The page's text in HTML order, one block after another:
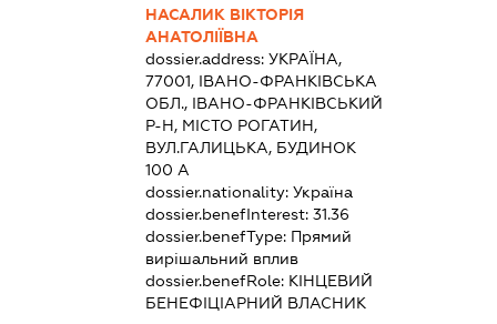
НАСАЛИК ВІКТОРІЯ
АНАТОЛІЇВНА
dossier.address: УКРАЇНА,
77001, ІВАНО-ФРАНКІВСЬКА
ОБЛ., ІВАНО-ФРАНКІВСЬКИЙ
Р-Н, МІСТО РОГАТИН,
ВУЛ.ГАЛИЦЬКА, БУДИНОК
100 А
dossier.nationality: Україна
dossier.benefInterest: 31.36
dossier.benefType: Прямий
вирішальний вплив
dossier.benefRole: КІНЦЕВИЙ
БЕНЕФІЦІАРНИЙ ВЛАСНИК